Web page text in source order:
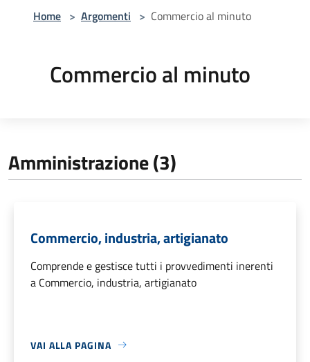
Home > Argomenti > Commercio al minuto
Commercio al minuto
Amministrazione (3)
Commercio, industria, artigianato
Comprende e gestisce tutti i provvedimenti inerenti
a Commercio, industria, artigianato
VAI ALLA PAGINA